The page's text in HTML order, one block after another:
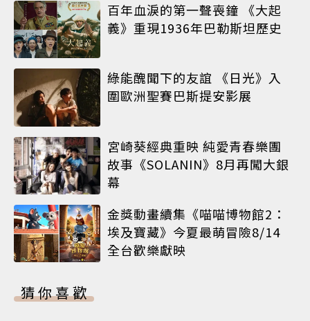
百年血淚的第一聲喪鐘 《大起
義》重現1936年巴勒斯坦歷史
綠能醜聞下的友誼 《日光》入
圍歐洲聖賽巴斯提安影展
宮崎葵經典重映 純愛青春樂團
故事《SOLANIN》8月再闖大銀
幕
金獎動畫續集《喵喵博物館2：
埃及寶藏》今夏最萌冒險8/14
全台歡樂獻映
猜你喜歡